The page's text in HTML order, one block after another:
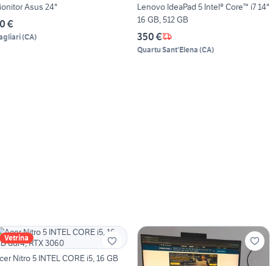
Asus 24"
€
(CA)
Lenovo IdeaPad 5 Intel® Core™ i7 14"
16 GB, 512 GB
350 €
Quartu Sant'Elena (CA)
Vetrina
Nitro 5 INTEL CORE i5, 16 GB